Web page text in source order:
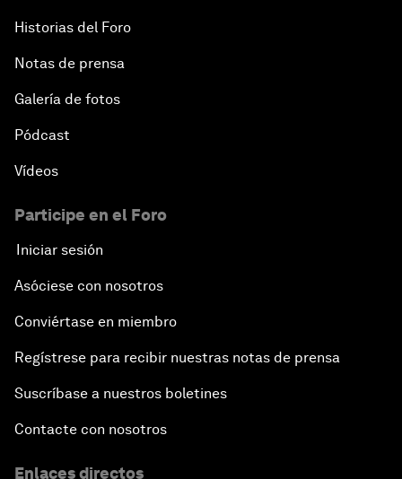
Historias del Foro
Notas de prensa
Galería de fotos
Pódcast
Vídeos
Participe en el Foro
Iniciar sesión
Asóciese con nosotros
Conviértase en miembro
Regístrese para recibir nuestras notas de prensa
Suscríbase a nuestros boletines
Contacte con nosotros
Enlaces directos